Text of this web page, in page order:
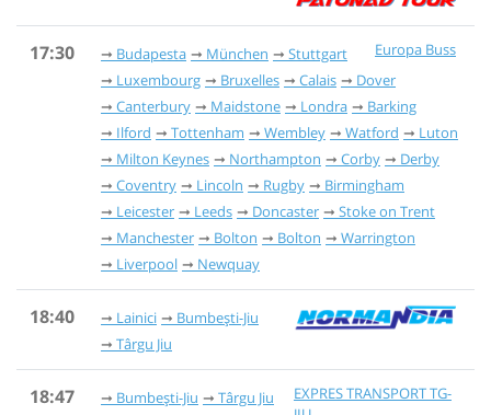
17:30 Europa Buss
Budapesta München
Stuttgart
Luxembourg
Bruxelles Calais
Dover
Canterbury
Maidstone Londra
Barking
Ilford
Tottenham Wembley Watford
Luton
Milton Keynes
Northampton Corby
Derby
Coventry
Lincoln Rugby
Birmingham
Leicester
Leeds Doncaster
Stoke on Trent
Manchester
Bolton Bolton
Warrington
Liverpool
Newquay
18:40 Lainici
Bumbești-Jiu
Târgu Jiu
18:47
EXPRES TRANSPORT TG-
Bumbești-Jiu Târgu Jiu